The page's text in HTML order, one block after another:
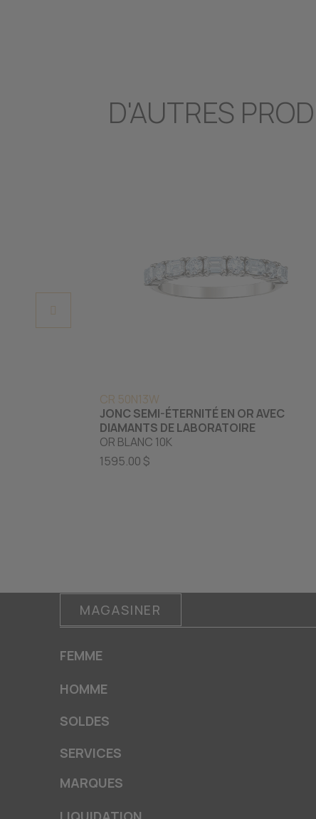
D'AUTRES
CR 50N13W
JONC SEMI-ÉTERNITÉ EN OR AVEC
DIAMANTS DE LABORATOIRE
OR BLANC 10K
1595.00 $
MAGASINER
FEMME
HOMME
SOLDES
SERVICES
MARQUES